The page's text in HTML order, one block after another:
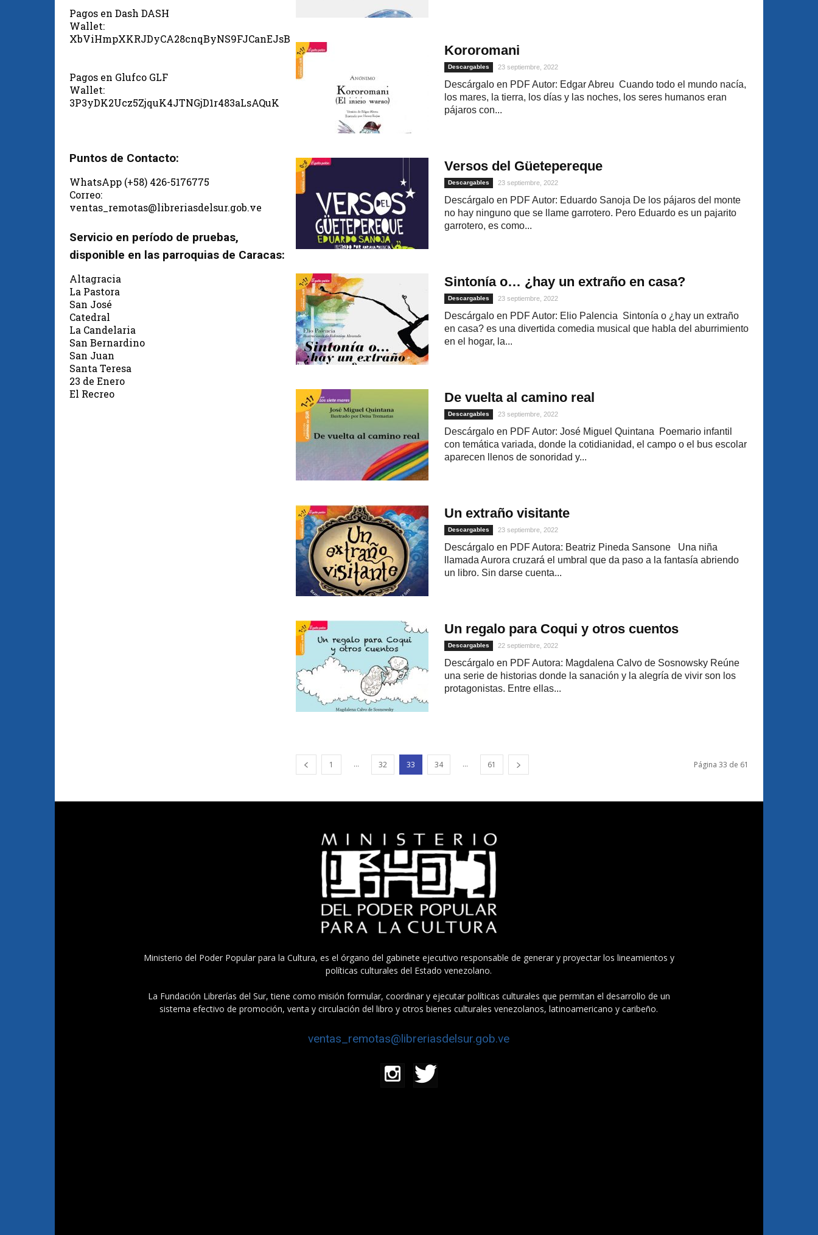
Kororomani
Descargables 23 septiembre, 2022
Descárgalo en PDF Autor: Edgar Abreu Cuando todo el mundo nacía,
los mares, la tierra, los días y las noches, los seres humanos eran
pájaros con...
Versos del Güetepereque
Descargables 23 septiembre, 2022
Descárgalo en PDF Autor: Eduardo Sanoja De los pájaros del monte
no hay ninguno que se llame garrotero. Pero Eduardo es un pajarito
garrotero, es como...
Sintonía o… ¿hay un extraño en casa?
Descargables 23 septiembre, 2022
Descárgalo en PDF Autor: Elio Palencia Sintonía o ¿hay un extraño
en casa? es una divertida comedia musical que habla del aburrimiento
en el hogar, la...
De vuelta al camino real
Descargables 23 septiembre, 2022
Descárgalo en PDF Autor: José Miguel Quintana Poemario infantil
con temática variada, donde la cotidianidad, el campo o el bus escolar
aparecen llenos de sonoridad y...
Un extraño visitante
Descargables 23 septiembre, 2022
Descárgalo en PDF Autora: Beatriz Pineda Sansone Una niña
llamada Aurora cruzará el umbral que da paso a la fantasía abriendo
un libro. Sin darse cuenta...
Un regalo para Coqui y otros cuentos
Descargables 22 septiembre, 2022
Descárgalo en PDF Autora: Magdalena Calvo de Sosnowsky Reúne
una serie de historias donde la sanación y la alegría de vivir son los
protagonistas. Entre ellas...
1 ... 32 33 34 ... 61 Página 33 de 61
Pagos en Dash DASH
Wallet:
XbViHmpXKRJDyCA28cnqByNS9FJCanEJsB
Pagos en Glufco GLF
Wallet:
3P3yDK2Ucz5ZjquK4JTNGjD1r483aLsAQuK
Puntos de Contacto:
WhatsApp (+58) 426-5176775
Correo:
ventas_remotas@libreriasdelsur.gob.ve
Servicio en período de pruebas,
disponible en las parroquias de Caracas:
Altagracia
La Pastora
San José
Catedral
La Candelaria
San Bernardino
San Juan
Santa Teresa
23 de Enero
El Recreo
Ministerio del Poder Popular para la Cultura, es el órgano del gabinete ejecutivo responsable de generar y proyectar los lineamientos y
políticas culturales del Estado venezolano.
La Fundación Librerías del Sur, tiene como misión formular, coordinar y ejecutar políticas culturales que permitan el desarrollo de un
sistema efectivo de promoción, venta y circulación del libro y otros bienes culturales venezolanos, latinoamericano y caribeño.
ventas_remotas@libreriasdelsur.gob.ve